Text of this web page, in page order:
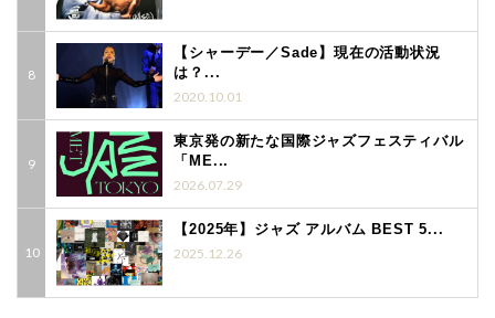
【シャーデー／Sade】現在の活動状況
は？...
2020.10.01
東京発の新たな国際ジャズフェスティバル
「ME...
2026.07.29
【2025年】ジャズ アルバム BEST 5...
2025.12.26